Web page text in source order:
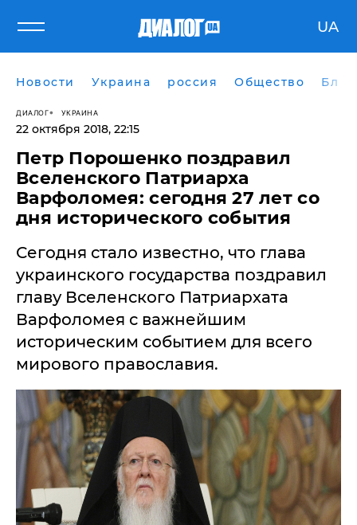
UA
Новости Украина россия Общество
ДИАЛОГ УКРАИНА
22 октября 2018, 22:15
Петр Порошенко поздравил
Вселенского Патриарха
Варфоломея: сегодня 27 лет со
дня исторического события
Сегодня стало известно, что глава
украинского государства поздравил
главу Вселенского Патриархата
Варфоломея с важнейшим
историческим событием для всего
мирового православия.